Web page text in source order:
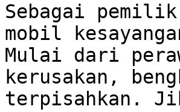
Sebagai
mobil
Mulai dari
kerusakan,
terpisahkan.